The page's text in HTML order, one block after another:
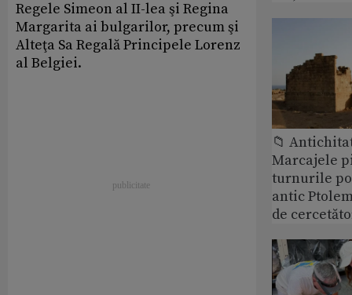
Regele Simeon al II-lea şi Regina
Margarita ai bulgarilor, precum şi
Alteţa Sa Regală Principele Lorenz
al Belgiei.
📁
Marcajele
turnurile
antic
de